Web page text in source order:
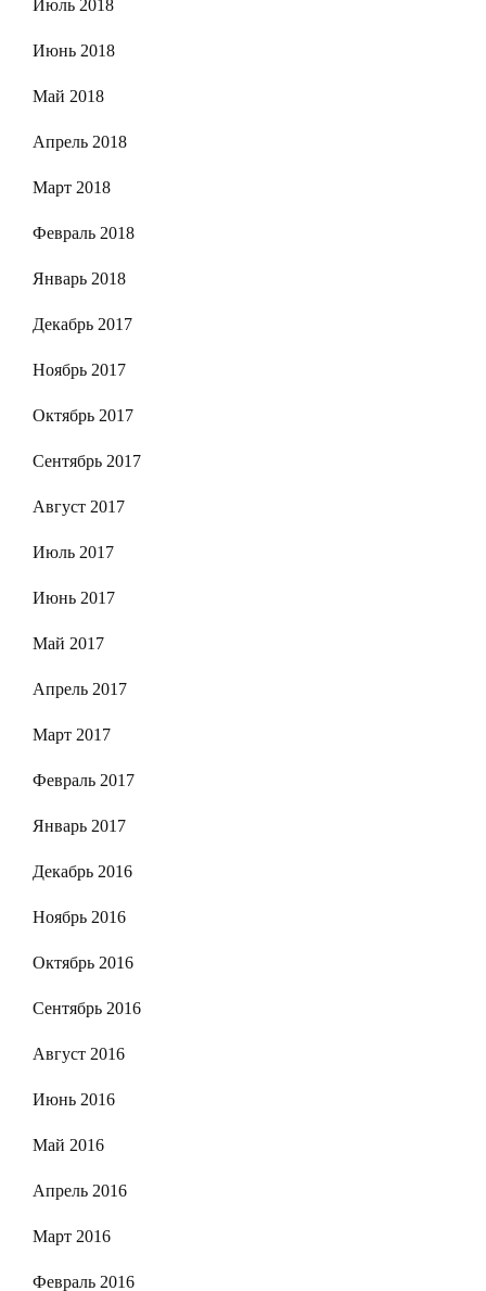
Июль 2018
Июнь 2018
Май 2018
Апрель 2018
Март 2018
Февраль 2018
Январь 2018
Декабрь 2017
Ноябрь 2017
Октябрь 2017
Сентябрь 2017
Август 2017
Июль 2017
Июнь 2017
Май 2017
Апрель 2017
Март 2017
Февраль 2017
Январь 2017
Декабрь 2016
Ноябрь 2016
Октябрь 2016
Сентябрь 2016
Август 2016
Июнь 2016
Май 2016
Апрель 2016
Март 2016
Февраль 2016